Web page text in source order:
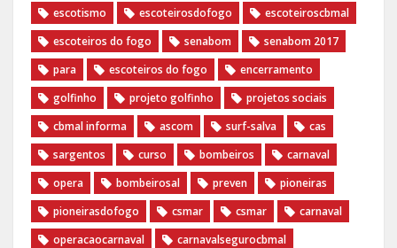
escotismo
escoteirosdofogo
escoteiroscbmal
escoteiros do fogo
senabom
senabom 2017
para
escoteiros do fogo
encerramento
golfinho
projeto golfinho
projetos sociais
cbmal informa
ascom surf-salva
cas
sargentos
curso bombeiros
carnaval
opera
bombeirosal preven
pioneiras
pioneirasdofogo
csmar csmar
carnaval
operacaocarnaval
carnavalsegurocbmal